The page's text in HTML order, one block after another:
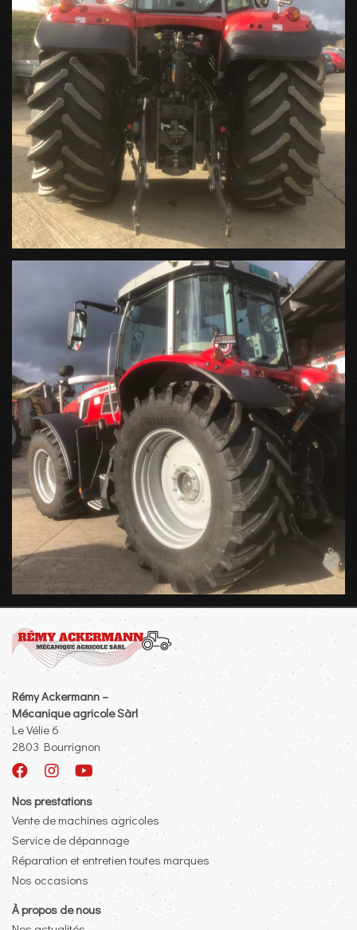
Rémy Ackermann –
Mécanique agricole Sàrl
Le Vélie 6
2803 Bourrignon
Nos prestations
Vente de machines agricoles
Service de dépannage
Réparation et entretien toutes marques
Nos occasions
À propos de nous